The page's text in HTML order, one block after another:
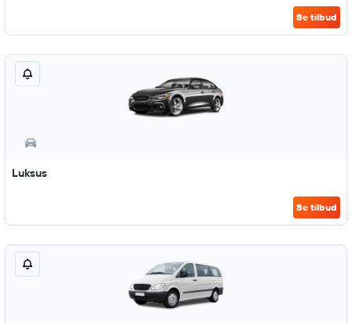
Se tilbud
Luksus
Se tilbud